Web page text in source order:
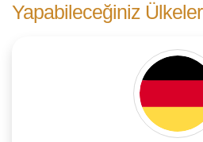
Yapabileceğiniz Ülkeler